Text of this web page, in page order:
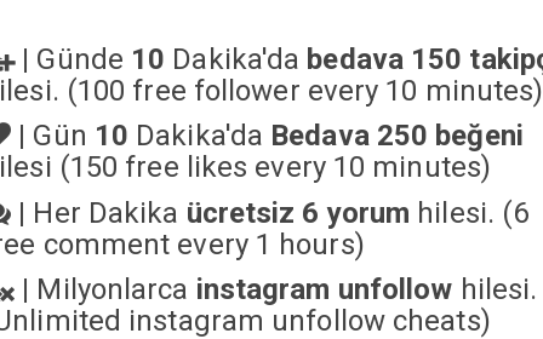
| Günde 10 Dakika'da bedava 150
(100 free follower every 10 minutes)
| Gün 10 Dakika'da Bedava 250 beğeni
(150 free likes every 10 minutes)
| Her Dakika ücretsiz 6 yorum hilesi. (6
comment every 1 hours)
| Milyonlarca instagram unfollow hilesi.
instagram unfollow cheats)